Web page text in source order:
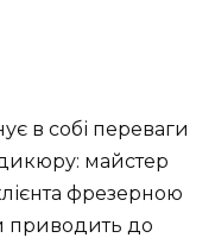
в собі переваги
майстер
фрезерною
приводить до